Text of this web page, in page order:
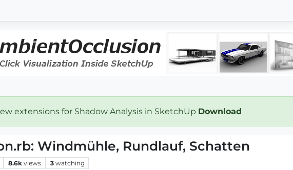
extensions for Shadow Analysis in SketchUp Download
Windmühle, Rundlauf, Schatten
8.6k views 3 watching